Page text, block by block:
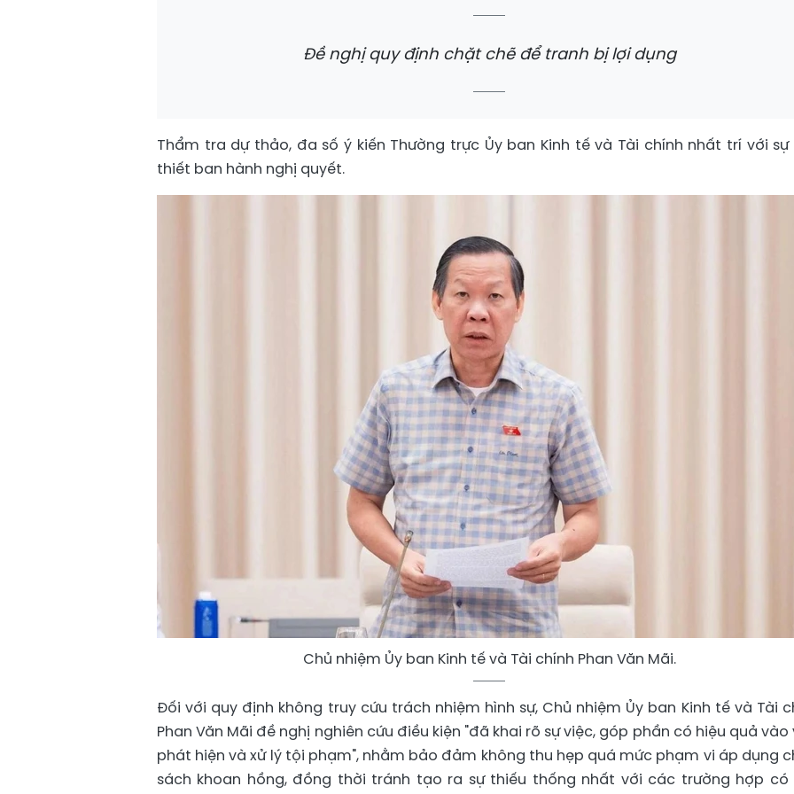
Đề nghị quy định chặt chẽ để tranh bị lợi dụng
Thẩm tra dự thảo, đa số ý kiến Thường trực Ủy ban Kinh tế và Tài chính nhất trí với sự
thiết ban hành nghị quyết.
Chủ nhiệm Ủy ban Kinh tế và Tài chính Phan Văn Mãi.
Đối với quy định không truy cứu trách nhiệm hình sự, Chủ nhiệm Ủy ban Kinh tế và Tài
Phan Văn Mãi đề nghị nghiên cứu điều kiện "đã khai rõ sự việc, góp phần có hiệu quả vào
phát hiện và xử lý tội phạm", nhằm bảo đảm không thu hẹp quá mức phạm vi áp dụng
sách khoan hồng, đồng thời tránh tạo ra sự thiếu thống nhất với các trường hợp có